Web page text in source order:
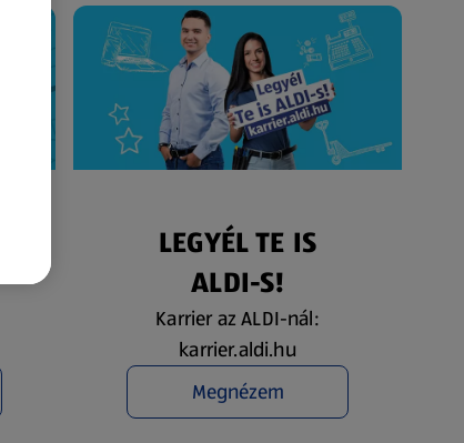
LEGYÉL TE IS
ALDI-S!
Karrier az ALDI-nál:
karrier.aldi.hu
Megnézem